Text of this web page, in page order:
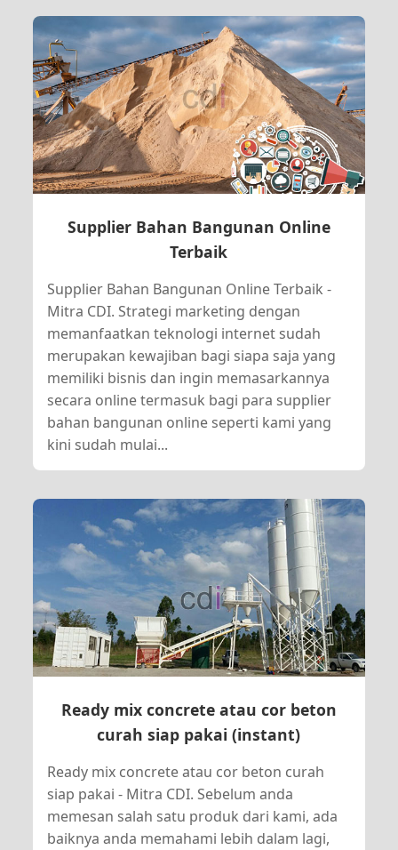
Supplier Bahan Bangunan Online
Terbaik
Supplier Bahan Bangunan Online Terbaik -
Mitra CDI. Strategi marketing dengan
memanfaatkan teknologi internet sudah
merupakan kewajiban bagi siapa saja yang
memiliki bisnis dan ingin memasarkannya
secara online termasuk bagi para supplier
bahan bangunan online seperti kami yang
kini sudah mulai...
Ready mix concrete atau cor beton
curah siap pakai (instant)
Ready mix concrete atau cor beton curah
siap pakai - Mitra CDI. Sebelum anda
memesan salah satu produk dari kami, ada
baiknya anda memahami lebih dalam lagi,